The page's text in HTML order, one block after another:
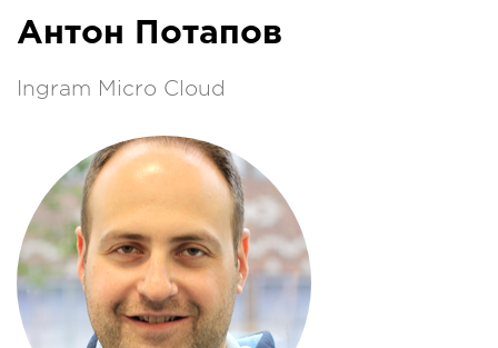
Антон Потапов
Ingram Micro Cloud